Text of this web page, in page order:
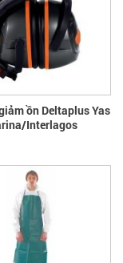
ồn Deltaplus Yas
Interlagos